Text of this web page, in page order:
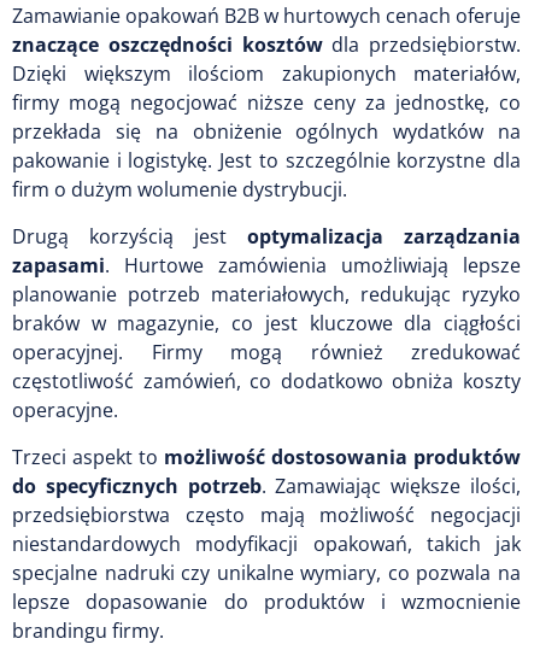
Zamawianie opakowań B2B w hurtowych cenach oferuje
znaczące oszczędności kosztówdla przedsiębiorstw.
Dzięki większym ilościom zakupionych materiałów,
firmy mogą negocjować niższe ceny za jednostkę, co
przekłada się na obniżenie ogólnych wydatków na
pakowanie i logistykę. Jest to szczególnie korzystne dla
firm o dużym wolumenie dystrybucji.
Drugą korzyścią jest optymalizacja zarządzania
zapasami. Hurtowe zamówienia umożliwiają lepsze
planowanie potrzeb materiałowych, redukując ryzyko
braków w magazynie, co jest kluczowe dla ciągłości
operacyjnej. Firmy mogą również zredukować
częstotliwość zamówień, co dodatkowo obniża koszty
operacyjne.
Trzeci aspekt to możliwość dostosowania produktów
do specyficznych potrzeb. Zamawiając większe ilości,
przedsiębiorstwa często mają możliwość negocjacji
niestandardowych modyfikacji opakowań, takich jak
specjalne nadruki czy unikalne wymiary, co pozwala na
lepsze dopasowanie do produktów i wzmocnienie
brandingu firmy.